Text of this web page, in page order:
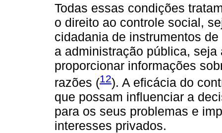
Todas essas condições
o direito ao controle social,
cidadania de instrumentos
a administração pública,
proporcionar informações
razões (12). A eficácia do
que possam influenciar a
para os seus problemas e
interesses privados.